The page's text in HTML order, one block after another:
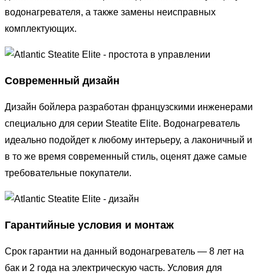
водонагревателя, а также замены неисправных
комплектующих.
Современный дизайн
Дизайн бойлера разработан французскими инженерами
специально для серии Steatite Elite. Водонагреватель
идеально подойдет к любому интерьеру, а лаконичный и
в то же время современный стиль, оценят даже самые
требовательные покупатели.
Гарантийные условия и монтаж
Срок гарантии на данный водонагреватель — 8 лет на
бак и 2 года на электрическую часть. Условия для